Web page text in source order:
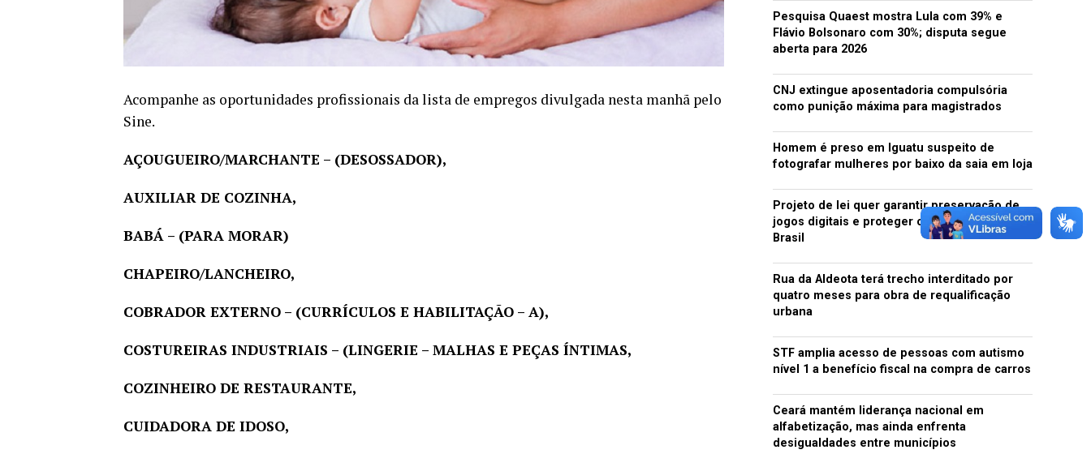
Acompanhe as oportunidades profissionais da lista de empregos divulgada nesta manhã pelo
Sine.
AÇOUGUEIRO/MARCHANTE – (DESOSSADOR),
AUXILIAR DE COZINHA,
BABÁ – (PARA MORAR)
CHAPEIRO/LANCHEIRO,
COBRADOR EXTERNO – (CURRÍCULOS E HABILITAÇÃO – A),
COSTUREIRAS INDUSTRIAIS – (LINGERIE – MALHAS E PEÇAS ÍNTIMAS,
COZINHEIRO DE RESTAURANTE,
CUIDADORA DE IDOSO,
Pesquisa Quaest mostra Lula com 39% e
Flávio Bolsonaro com 30%; disputa segue
aberta para 2026
CNJ extingue aposentadoria compulsória
como punição máxima para magistrados
Homem é preso em Iguatu suspeito de
fotografar mulheres por baixo da saia em loja
Projeto de lei quer garantir preservação de
jogos digitais e proteger consumidores no
Brasil
Rua da Aldeota terá trecho interditado por
quatro meses para obra de requalificação
urbana
STF amplia acesso de pessoas com autismo
nível 1 a benefício fiscal na compra de carros
Ceará mantém liderança nacional em
alfabetização, mas ainda enfrenta
desigualdades entre municípios